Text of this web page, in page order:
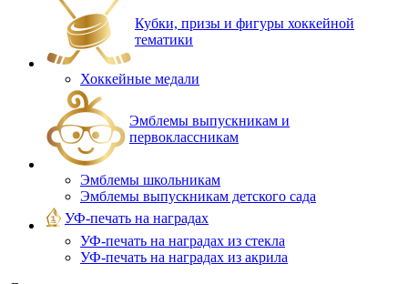
Кубки, призы и фигуры хоккейной
тематики
Хоккейные медали
Эмблемы выпускникам и
первоклассникам
Эмблемы школьникам
Эмблемы выпускникам детского сада
УФ-печать на наградах
УФ‑печать на наградах из стекла
УФ-печать на наградах из акрила